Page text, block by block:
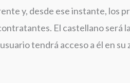
y, desde ese instante, los
El castellano será
tendrá acceso a él en su